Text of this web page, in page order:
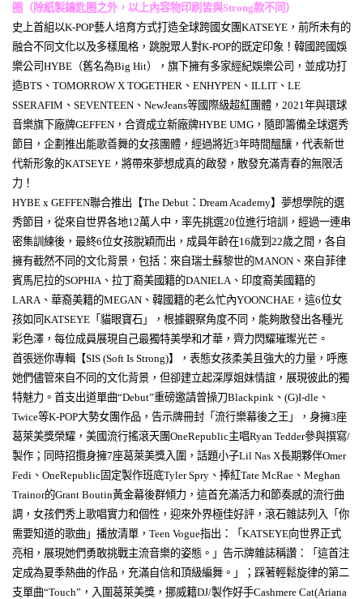
圈（除紙製鑰匙圈之外，以上內容物印刷皆與Strong款不同）
史上首組以K-POP藝人培育方式打造全球跨國女團KATSEYE ，前所未有的
融合不同文化以及多樣風格，跳脫眾人對K-POP的既定印象！韓國跨國娛
樂公司 HYBE （舊名為Big Hit），旗下擁有多家經紀娛樂公司，並成功打
造BTS 、 TOMORROW X TOGETHER 、 ENHYPEN 、 ILLIT 、 LE
SSERAFIM 、 SEVENTEEN 、 NewJeans等國際級超紅團體， 2021年與環球
音樂旗下廠牌GEFFEN ，合資成立新廠牌HYBE UMG ，隨即籌備全球選秀
節目，企劃推出能歌善舞的女孩團體，經過將近3年時間醞釀，代表新世
代新形象的KATSEYE ，將帶來夢想成真的啟發，散發充滿青春的無限活
力！
HYBE x GEFFEN聯合推出【The Debut ： Dream Academy】夢想學院的選
秀節目，從來自世界各地12萬人中，率先挑選20位進行培訓，經過一連串
密集訓練後，最終6位女孩脫穎而出，成員年齡在16歲到 22歲之間，各自
擁有截然不同的文化背景，包括：來自瑞士蘇黎世的MANON 、來自菲律
賓馬尼拉的SOPHIA、拉丁裔美國籍的DANIELA、印度裔美國籍的
LARA、華裔美籍的MEGAN 、韓國籍的老么忙內YOONCHAE ，這6位女
孩如同 KATSEYE 「貓眼寶石」，根據觀察角度不同，能夠散發出各種光
彩色澤，每位成員展現自己最獨特美學和才華，齊力閃耀璀璨光芒。
首張迷你專輯【SIS (Soft Is Strong)】，表態女孩柔美且強大的力量，呼應
她們儘管來自不同的文化背景，但卻建立起深厚姐妹情誼，展現彼此的獨
特魅力。首支出道單曲“Debut”重磅邀請曾操刀Blackpink 、 (G)I-dle 、
Twice等K-POP大勢女團作品，告示牌冊封「流行樂幕後之王」，身擁3座
葛萊美獎榮耀，美國流行搖滾天團OneRepublic主唱Ryan Tedder參與撰寫/
製作；同時招攬身擁7座葛萊美獎入圍，話題小子Lil Nas X長期夥伴Omer
Fedi 、 OneRepublic 固定製作班底Tyler Spry 、捧紅 Tate McRae 、 Meghan
Trainor的Grant Boutin黃金幕後群傾力，這首充滿活力和節奏感的流行曲
調，女孩們秀上歌唱實力和個性，迎來外界極佳好評，滾石雜誌列入「你
需要知道的歌曲」播放清單， Teen Vogue指出：「 KATSEYE向世界正式
亮相，展現她們勇敢挑戰主流音樂的姿態。」告示牌雜誌稱讚：「這首注
定成為夏季熱曲的作品，充滿自信和頂級編舞。」；踩著輕鬆旋律的第二
支單曲“Touch”，入圍葛萊美獎，挪威籍DJ/製作好手Cashmere Cat(Ariana